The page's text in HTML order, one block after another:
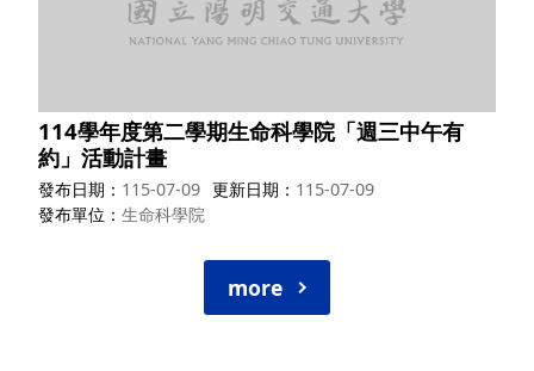
114學年度第二學期生命科學院「週三中午有
約」活動計畫
發布日期 115-07-09 更新日期
115-07-09
發布單位
生命科學院
more